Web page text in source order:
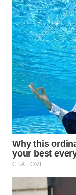
WAHANA
INFRASTRUKTUR
WAHANA
KONSUMEN
WAHANA
LISTRIK
WAHANA
TRAVEL
WAHANA
TV